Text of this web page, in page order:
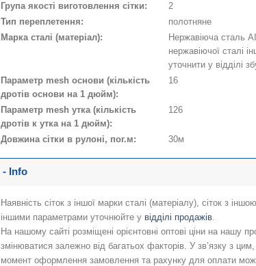
Група якості виготовлення сітки:
2
Тип переплетення:
полотняне
Марка сталі (матеріал):
Нержавіюча сталь
нержавіючої сталі
уточнити у відділі
Параметр mesh основи (кількість
дротів основи на 1 дюйм):
16
Параметр mesh утка (кількість
дротів к утка на 1 дюйм):
126
Довжина сітки в рулоні, пог.м: 30м
- Info
Наявність сіток з іншої марки сталі (матеріалу), сіток з
іншими параметрами уточнюйте у відділі продажів.
На нашому сайті розміщені орієнтовні оптові ціни на нашу
змінюватися залежно від багатьох факторів. У зв’язку з
момент оформлення замовлення та рахунку для оплати